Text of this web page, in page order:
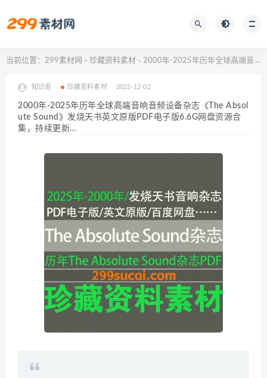
当前位置： 299素材网 > 珍藏资料素材 > 2000年-2025年历年全球高端音响音频设备杂志《The Absolute Sound》发烧天书英文原版PDF电子版6.6G网盘资源合集，持续更新…
知识君 珍藏资料素材 2025-12-02
2000年-2025年历年全球高端音响音频设备杂志《The Absol
ute Sound》发烧天书英文原版PDF电子版6.6G网盘资源合
集，持续更新…